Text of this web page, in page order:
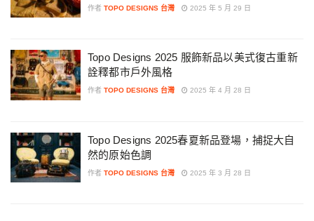
作者 TOPO DESIGNS 台灣 2025 年 5 月 29 日
Topo Designs 2025 服飾新品以美式復古重新
詮釋都市戶外風格
作者 TOPO DESIGNS 台灣 2025 年 4 月 28 日
Topo Designs 2025春夏新品登場，捕捉大自
然的原始色調
作者 TOPO DESIGNS 台灣 2025 年 3 月 28 日